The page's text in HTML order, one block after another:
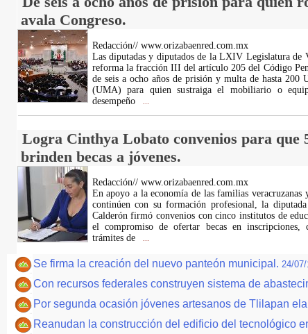
avala Congreso.
Redacción// www.orizabaenred.com.mx
Las diputadas y diputados de la LXIV Legislatura de
reforma la fracción III del artículo 205 del Código
de seis a ocho años de prisión y multa de hasta 200
(UMA) para quien sustraiga el mobiliario o
desempeño
Logra Cinthya Lobato convenios para que
brinden becas a jóvenes.
Redacción// www.orizabaenred.com.mx
En apoyo a la economía de las familias veracruzanas
continúen con su formación profesional, la
Calderón firmó convenios con cinco institutos de
el compromiso de ofertar becas en inscripciones,
trámites de
Se firma la creación del nuevo panteón municipal. 24/
Con recursos federales construyen sistema de
Por segunda ocasión jóvenes artesanos de Tlilapan
Reanudan la construcción del edificio del tecnológico